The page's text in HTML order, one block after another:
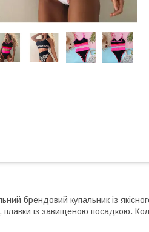
брендовий купальник із
плавки із завищеною посадкою.